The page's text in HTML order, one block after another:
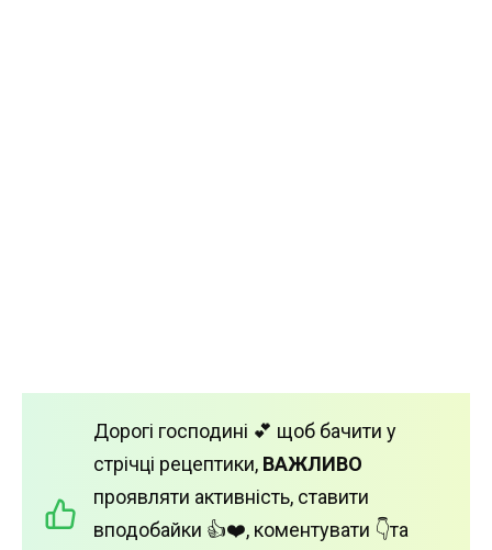
Дорогі господині 💕 щоб бачити у
стрічці рецептики, ВАЖЛИВО
проявляти активність, ставити
вподобайки 👍❤️, коментувати 👇та